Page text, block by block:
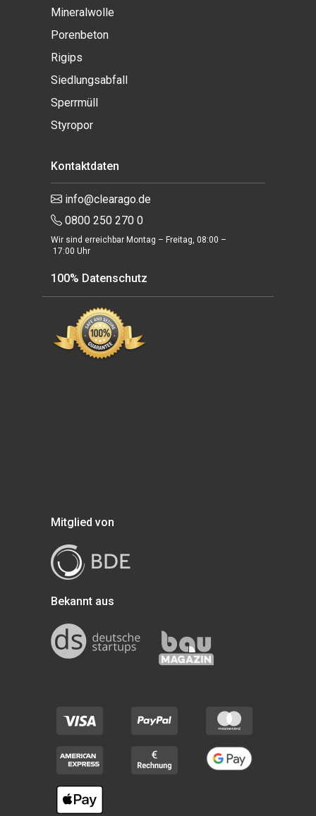
Mineralwolle
Porenbeton
Rigips
Siedlungsabfall
Sperrmüll
Styropor
Kontaktdaten
info@clearago.de
0800 250 270 0
Wir sind erreichbar Montag – Freitag, 08:00 –
17:00 Uhr
100% Datenschutz
Mitglied von
Bekannt aus